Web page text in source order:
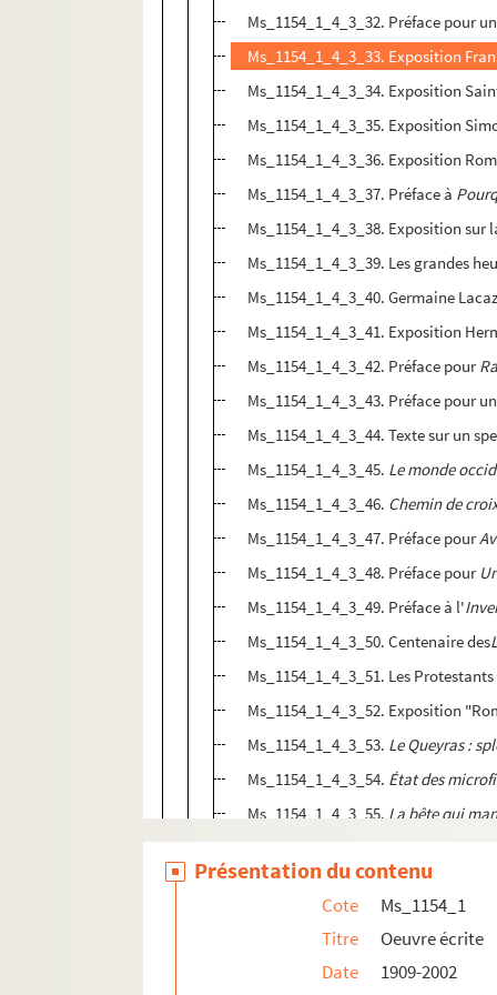
Ms_1154_1_4_3_32. Préface pour
Ms_1154_1_4_3_33. Exposition
Ms_1154_1_4_3_34. Exposition
Ms_1154_1_4_3_35. Exposition
Ms_1154_1_4_3_36. Exposition
Ms_1154_1_4_3_37. Préface à
Ms_1154_1_4_3_38. Exposition sur
Ms_1154_1_4_3_39. Les grandes
Ms_1154_1_4_3_40. Germaine
Ms_1154_1_4_3_41. Exposition
Ms_1154_1_4_3_42. Préface pour
Ms_1154_1_4_3_43. Préface pour
Ms_1154_1_4_3_44. Texte sur un
Ms_1154_1_4_3_45. Le monde
Ms_1154_1_4_3_46. Chemin de
Ms_1154_1_4_3_47. Préface pour
Ms_1154_1_4_3_48. Préface pour
Ms_1154_1_4_3_49. Préface à l'
Ms_1154_1_4_3_50. Centenaire des
Ms_1154_1_4_3_51. Les
Ms_1154_1_4_3_52. Exposition
Ms_1154_1_4_3_53. Le Queyras :
Ms_1154_1_4_3_54. État des
Ms_1154_1_4_3_55. La bête qui
Ms_1154_1_4_3_56. Texte pour un
Ms_1154_1_4_3_57.Le Chartrier
Ms_1154_1_4_3_58. Texte sur le
Ms_1154_1_4_3_59. Exposition
Ms_1154_1_4_3_60. Exposition
Présentation du contenu
Cote
Ms_1154_1
Titre
Oeuvre écrite
Date
1909-2002